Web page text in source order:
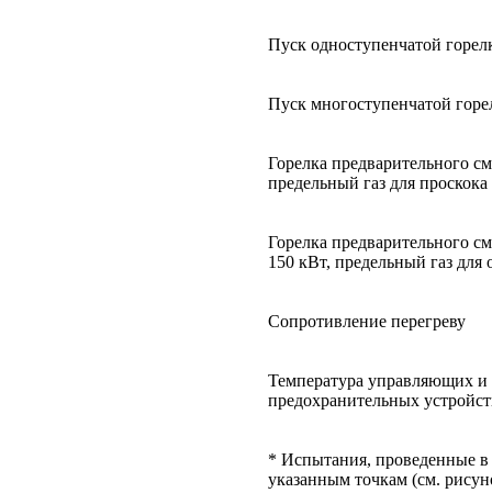
Пуск одноступенчатой
Пуск многоступенчатой
Горелка предварительного
предельный газ для проскока
Горелка предварительного
150 кВт, предельный газ для
Сопротивление перегреву
Температура управляющих и
предохранительных
* Испытания, проведенные в
указанным точкам (см.